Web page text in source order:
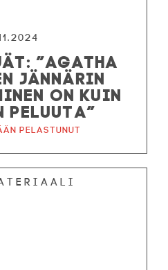
”AGATHA
JÄNNÄRIN
ON KUIN
PELUUTA”
pelastunut